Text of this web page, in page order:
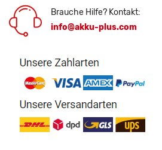
Brauche Hilfe? Kontakt:
info@akku-plus.com